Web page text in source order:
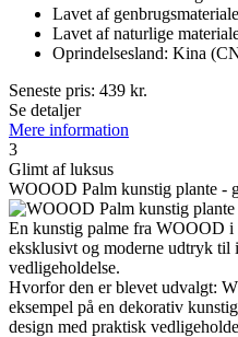
Lavet af
Lavet af naturlige
Oprindelsesland: Kina
Seneste pris: 439 kr.
Se detaljer
Mere information
3
Glimt af luksus
WOOOD Palm kunstig plante -
En kunstig palme fra WOOOD i
eksklusivt og moderne udtryk til
vedligeholdelse.
Hvorfor den er blevet udvalgt:
eksempel på en dekorativ
design med praktisk